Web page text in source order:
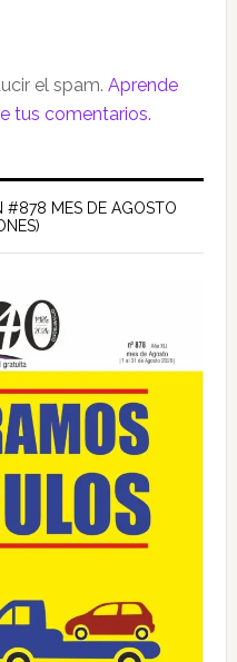
el spam. Aprende
tus comentarios.
#878 MES DE AGOSTO